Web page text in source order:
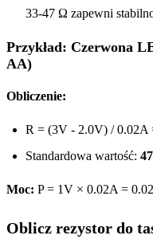
33-47 Ω zapewni
Przykład: Czerwona
AA)
Obliczenie:
R = (3V - 2.0V) / 0.02A
Standardowa wartość:
Moc: P = 1V × 0.02A =
Oblicz rezystor do